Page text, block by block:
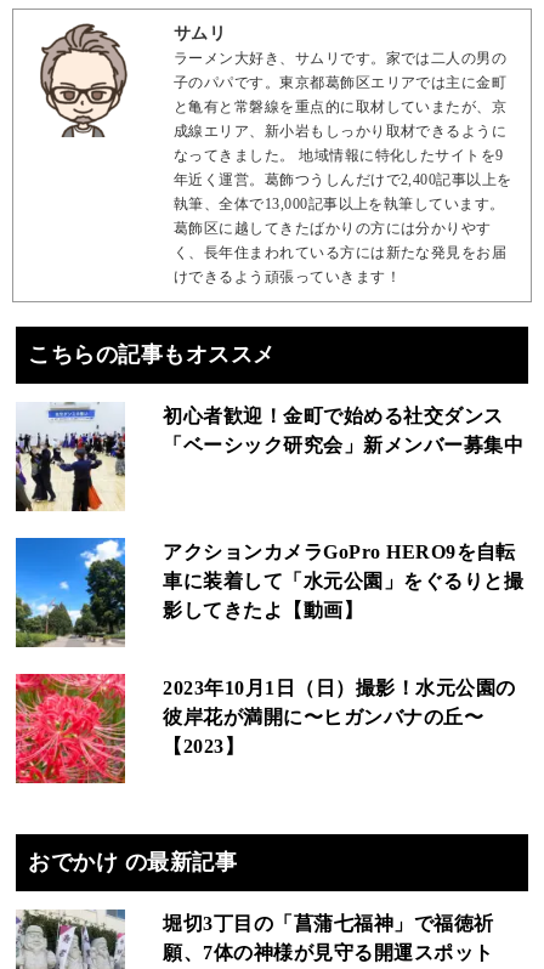
サムリ
ラーメン大好き、サムリです。家では二人の男の
子のパパです。東京都葛飾区エリアでは主に金町
と亀有と常磐線を重点的に取材していまたが、京
成線エリア、新小岩もしっかり取材できるように
なってきました。 地域情報に特化したサイトを9
年近く運営。葛飾つうしんだけで2,400記事以上を
執筆、全体で13,000記事以上を執筆しています。
葛飾区に越してきたばかりの方には分かりやす
く、長年住まわれている方には新たな発見をお届
けできるよう頑張っていきます！
こちらの記事もオススメ
初心者歓迎！金町で始める社交ダンス
「ベーシック研究会」新メンバー募集中
アクションカメラGoPro HERO9を自転
車に装着して「水元公園」をぐるりと撮
影してきたよ【動画】
2023年10月1日（日）撮影！水元公園の
彼岸花が満開に〜ヒガンバナの丘〜
【2023】
おでかけ の最新記事
堀切3丁目の「菖蒲七福神」で福徳祈
願、7体の神様が見守る開運スポット